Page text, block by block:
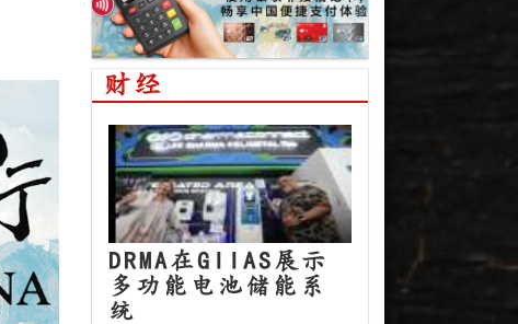
财经
DRMA在GIIAS展示
多功能电池储能系
统